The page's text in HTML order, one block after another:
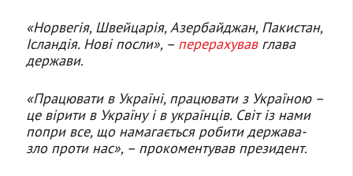
«Норвегія, Швейцарія, Азербайджан, Пакистан,
Ісландія. Нові посли», – перерахувавглава
держави.
«Працювати в Україні, працювати з Україною –
це вірити в Україну і в українців. Світ із нами
попри все, що намагається робити держава-
зло проти нас», – прокоментував президент.